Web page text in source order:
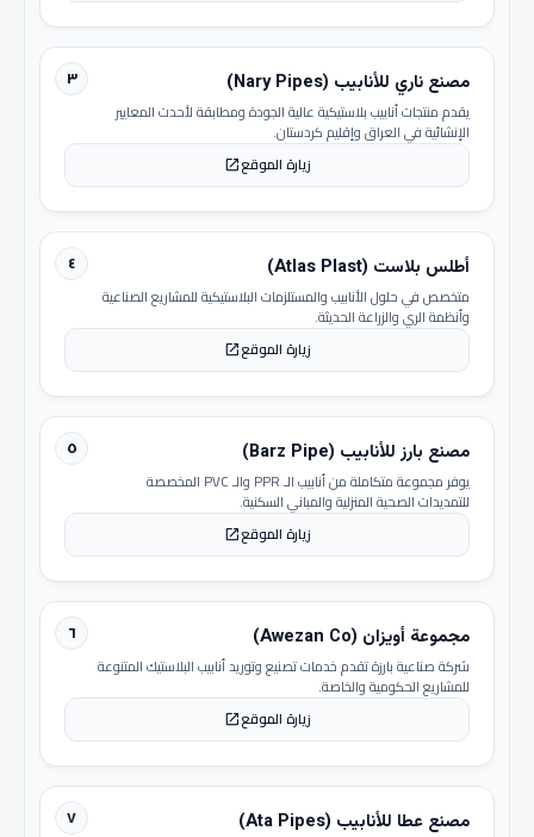
٣ مصنع ناري للأنابيب (Nary Pipes)
يقدم منتجات أنابيب بلاستيكية عالية الجودة ومطابقة لأحدث المعايير
الإنشائية في العراق وإقليم كردستان.
زيارة الموقعopen_in_new
٤ أطلس بلاست (Atlas Plast)
متخصص في حلول الأنابيب والمستلزمات البلاستيكية للمشاريع الصناعية
وأنظمة الري والزراعة الحديثة.
زيارة الموقعopen_in_new
٥ مصنع بارز للأنابيب (Barz Pipe)
يوفر مجموعة متكاملة من أنابيب الـ PPR والـ PVC المخصصة
للتمديدات الصحية المنزلية والمباني السكنية.
زيارة الموقعopen_in_new
٦ مجموعة أويزان (Awezan Co)
شركة صناعية بارزة تقدم خدمات تصنيع وتوريد أنابيب البلاستيك المتنوعة
للمشاريع الحكومية والخاصة.
زيارة الموقعopen_in_new
٧ مصنع عطا للأنابيب (Ata Pipes)